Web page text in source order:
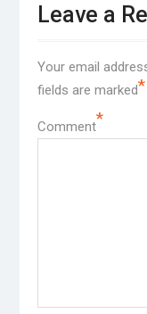
Leave a
Your email
fields are marked*
Comment*